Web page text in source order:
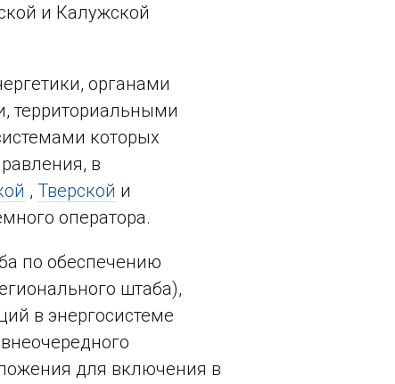
и Калужской
органами
территориальными
которых
в
, Тверской и
оператора.
по обеспечению
штаба),
в энергосистеме
для включения в